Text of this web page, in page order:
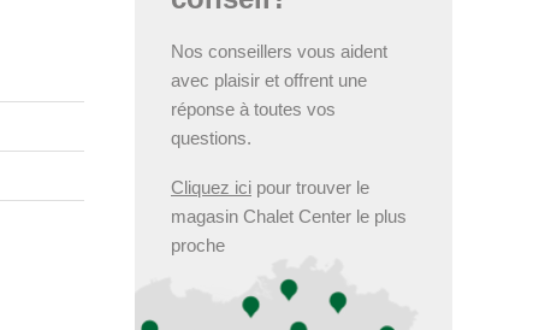
Nos conseillers vous aident
avec plaisir et offrent une
réponse à toutes vos
questions.
Cliquez ici pour trouver le
magasin Chalet Center le plus
proche